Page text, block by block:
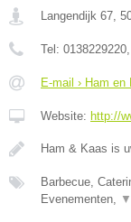
Langendijk 67,
Tel: 0138229220
E-mail › Ham en
Website: http://
Ham & Kaas is
Barbecue,
Evenementen, ▼